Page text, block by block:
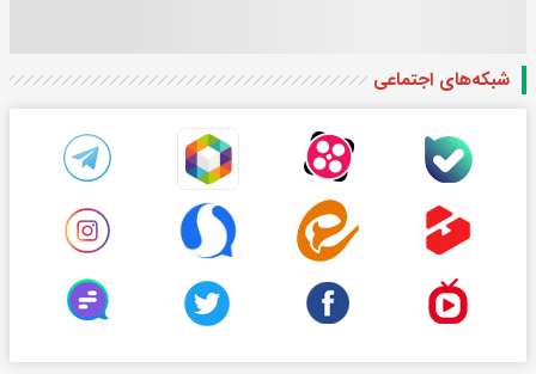
شبکه‌های اجتماعی